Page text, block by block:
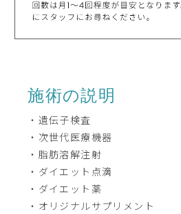
施術の説明
・遺伝子検査
・次世代医療機器
・脂肪溶解注射
・ダイエット点滴
・ダイエット薬
・オリジナルサプリメント